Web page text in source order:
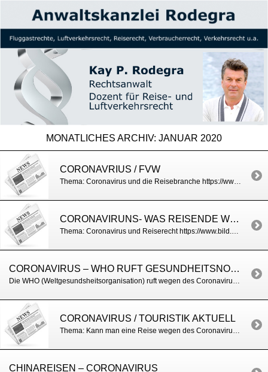
MONATLICHES ARCHIV: JANUAR 2020
CORONAVRIUS / FVW
Thema: Coronavirus und die Reisebranche https://www.fvw.de/reisevertrieb/brennpunkt/rechtsfragen-rund-um-coronavirus-experte-gibt-antworten-zum-reiserecht-206065
CORONAVIRUNS- WAS REISENDE WISSEN SOLLTEN / BILD
Thema: Coronavirus und Reiserecht https://www.bild.de/bild-plus/reise/traumreisen/traumreise/coronavirus-was-reisende-jetzt-wissen-muessen-67617654,view=conversionToLogin.bild.html
CORONAVIRUS – WHO RUFT GESUNDHEITSNOTSTADT AUS
Die WHO (Weltgesundsheitsorganisation) ruft wegen des Coronavirus den internationalen Gesundheitsnotstand aus. Eine Reisewarnung für ein bestimmtes Land wird aber nicht ausgesprochen. Weitere Infos unter: https://www.welt.de/vermischtes/video205472987/Coronavirus-WHO-ruft-internationalen-Gesundheitsnotstand-aus.html
CORONAVIRUS / TOURISTIK AKTUELL
Thema: Kann man eine Reise wegen des Coronavirus kostenfrei absagen? https://www.touristik-aktuell.de/nachrichten/news/datum////corona-virus-koennen-kunden-kreuzfahrten-absagen/
CHINAREISEN – CORONAVIRUS